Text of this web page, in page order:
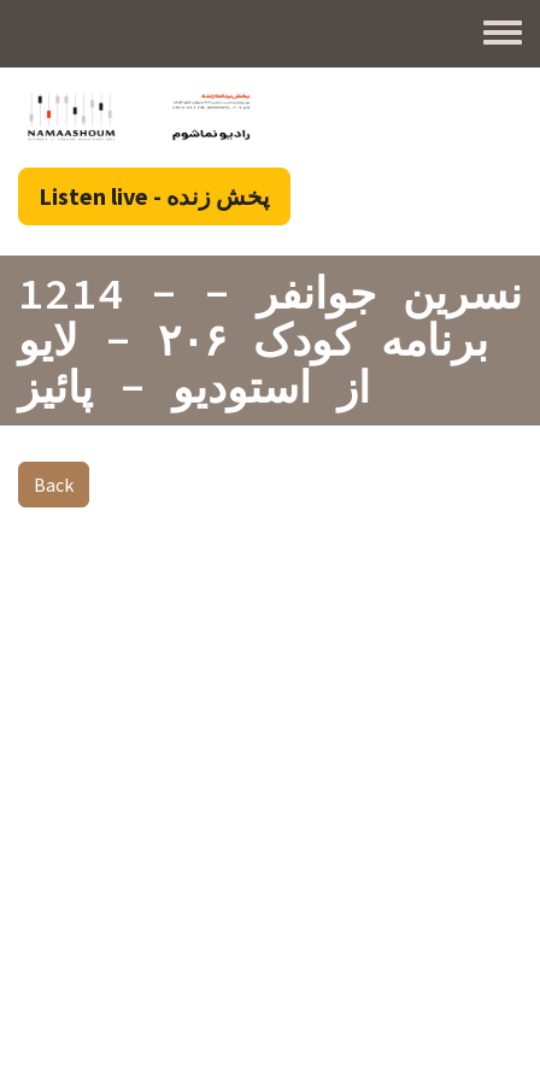
پخش زنده - Listen live
1214 - نسرین جوانفر -
برنامه کودک ۲۰۶ - لایو
از استودیو - پائیز
Back